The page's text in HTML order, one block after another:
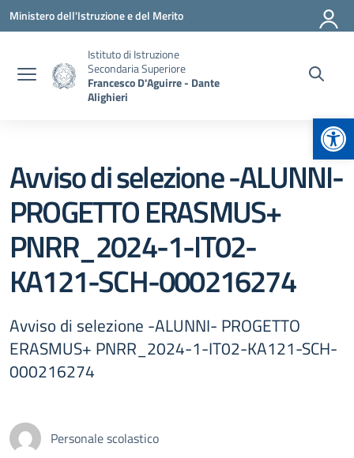
Vai ai contenuti
Vai al menu di navigazione
Vai al footer
Ministero dell'Istruzione e del Merito
Istituto di Istruzione
Secondaria Superiore
Francesco D'Aguirre - Dante
Alighieri
Avviso di selezione -ALUNNI-
PROGETTO ERASMUS+
PNRR_2024-1-IT02-
KA121-SCH-000216274
Avviso di selezione -ALUNNI- PROGETTO
ERASMUS+ PNRR_2024-1-IT02-KA121-SCH-
000216274
Personale scolastico